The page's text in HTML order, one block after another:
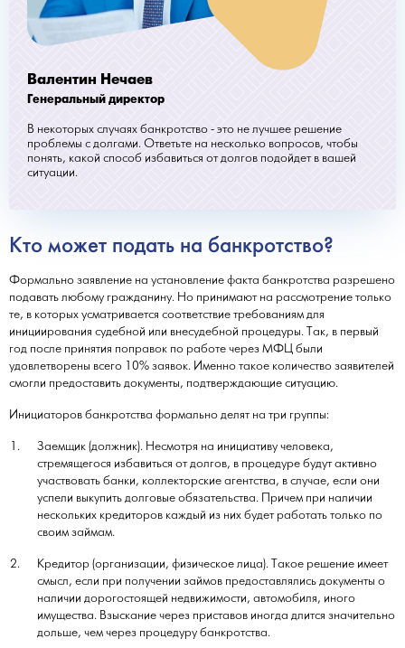
Валентин Нечаев
Генеральный директор
В некоторых случаях банкротство - это не лучшее решение
проблемы с долгами. Ответьте на несколько вопросов, чтобы
понять, какой способ избавиться от долгов подойдет в вашей
ситуации.
Кто может подать на банкротство?
Формально заявление на установление факта банкротства разрешено
подавать любому гражданину. Но принимают на рассмотрение только
те, в которых усматривается соответствие требованиям для
инициирования судебной или внесудебной процедуры. Так, в первый
год после принятия поправок по работе через МФЦ были
удовлетворены всего 10% заявок. Именно такое количество заявителей
смогли предоставить документы, подтверждающие ситуацию.
Инициаторов банкротства формально делят на три группы:
Заемщик (должник). Несмотря на инициативу человека,
стремящегося избавиться от долгов, в процедуре будут активно
участвовать банки, коллекторские агентства, в случае, если они
успели выкупить долговые обязательства. Причем при наличии
нескольких кредиторов каждый из них будет работать только по
своим займам.
Кредитор (организации, физическое лица). Такое решение имеет
смысл, если при получении займов предоставлялись документы о
наличии дорогостоящей недвижимости, автомобиля, иного
имущества. Взыскание через приставов иногда длится значительно
дольше, чем через процедуру банкротства.